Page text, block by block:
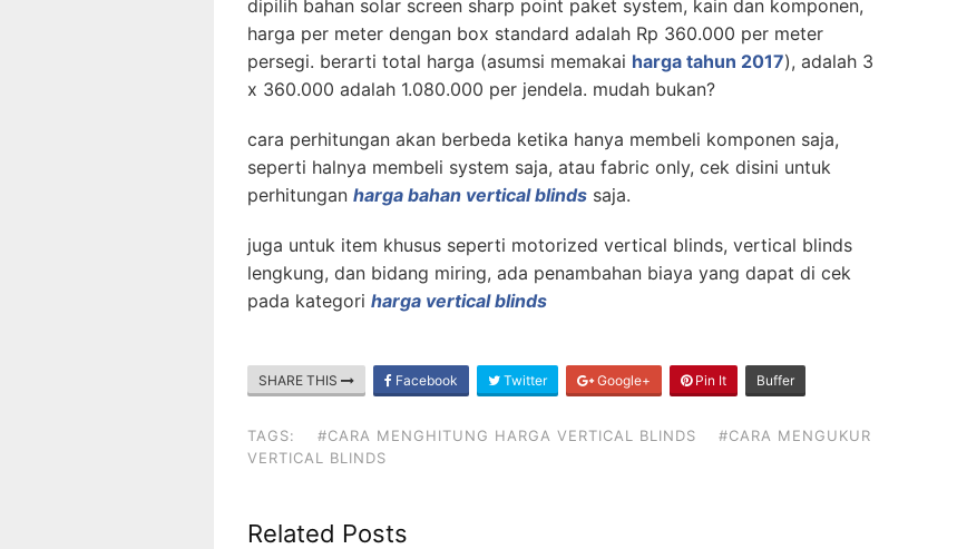
dipilih bahan solar screen sharp point paket system, kain dan komponen,
harga per meter dengan box standard adalah Rp 360.000 per meter
persegi. berarti total harga (asumsi memakai harga tahun 2017), adalah 3
x 360.000 adalah 1.080.000 per jendela. mudah bukan?
cara perhitungan akan berbeda ketika hanya membeli komponen saja,
seperti halnya membeli system saja, atau fabric only, cek disini untuk
perhitungan harga bahan vertical blinds saja.
juga untuk item khusus seperti motorized vertical blinds, vertical blinds
lengkung, dan bidang miring, ada penambahan biaya yang dapat di cek
pada kategori harga vertical blinds
SHARE THIS Facebook Twitter Google+ Pin It Buffer
TAGS: #CARA MENGHITUNG HARGA VERTICAL BLINDS
#CARA MENGUKUR
VERTICAL BLINDS
Related Posts